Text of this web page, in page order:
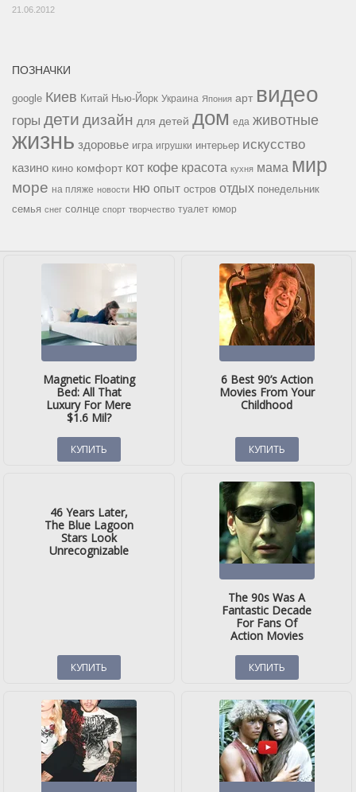
21.06.2012
ПОЗНАЧКИ
google Киев Китай Нью-Йорк Украина Япония арт видео
горы дети дизайн для детей дом еда животные
жизнь здоровье игра игрушки интерьер искусство
казино кино комфорт кот кофе красота кухня мама мир
море на пляже новости ню опыт остров отдых понедельник
семья снег солнце спорт творчество туалет юмор